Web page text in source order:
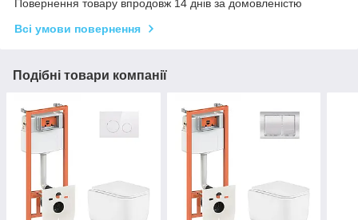
Повернення товару впродовж 14 днів за домовленістю
Всі умови повернення
Подібні товари компанії